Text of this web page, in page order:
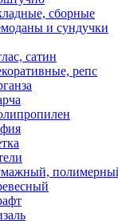
сборные
и сундучки
сатин
репс